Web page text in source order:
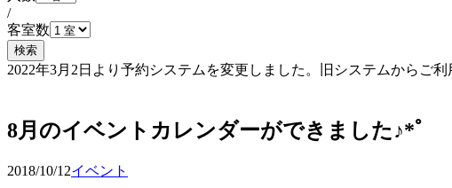
/
客室数
検索
2022年3月2日より予約システムを変更しました。旧システムからご
8月のイベントカレンダーができました♪*ﾟ
2018/10/12イベント